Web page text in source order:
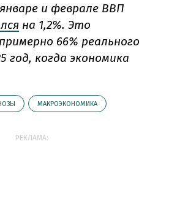
и феврале ВВП
на 1,2%. Это
66% реального
год, когда экономика
МАКРОЭКОНОМИКА
РЕКЛАМА: